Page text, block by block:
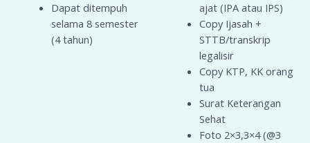
Dapat ditempuh
selama 8 semester
(4 tahun)
ajat (IPA atau IPS)
Copy Ijasah +
STTB/transkrip
legalisir
Copy KTP, KK orang
tua
Surat Keterangan
Sehat
Foto 2×3,3×4 (@3